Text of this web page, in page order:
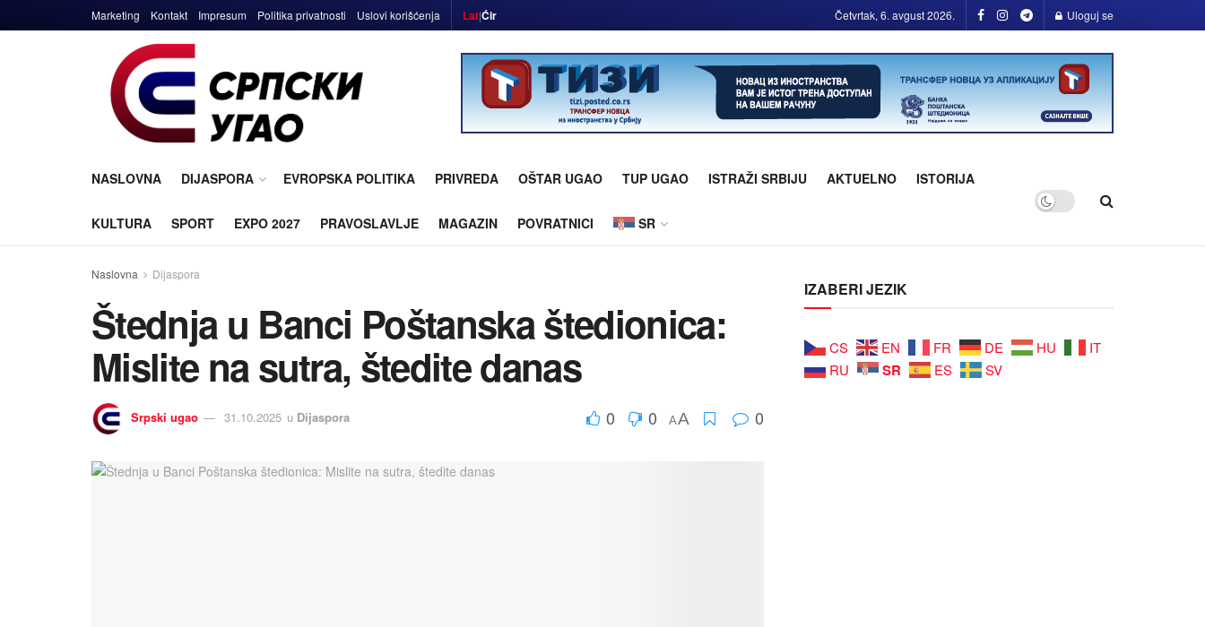
Marketing Kontakt Impresum Politika privatnosti Uslovi korišćenja Lat|Ćir Četvrtak, 6. avgust 2026. Uloguj se
NASLOVNA DIJASPORA EVROPSKA POLITIKA PRIVREDA OŠTAR UGAO TUP UGAO ISTRAŽI SRBIJU AKTUELNO ISTORIJA
KULTURA SPORT EXPO 2027 PRAVOSLAVLJE MAGAZIN POVRATNICI SR
Naslovna Dijaspora
Štednja u Banci Poštanska štedionica:
Mislite na sutra, štedite danas
Srpski ugao 31.10.2025 u Dijaspora 0 0 AA 0
IZABERI JEZIK
CS EN FR DE HU
IT
RU
SR ES SV